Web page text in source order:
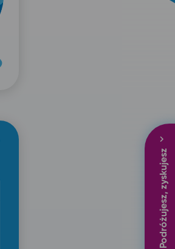
Podróżujesz, zyskujesz